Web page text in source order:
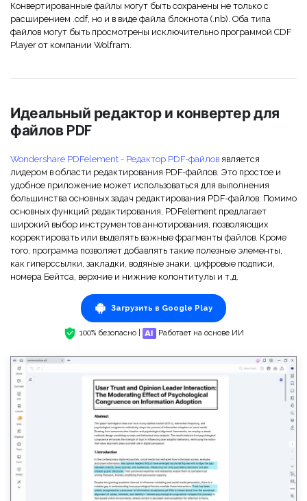
Конвертированные файлы могут быть сохранены не только с
расширением .cdf, но и в виде файла блокнота (.nb). Оба типа
файлов могут быть просмотрены исключительно программой CDF
Player от компании Wolfram.
Идеальный редактор и конвертер для
файлов PDF
Wondershare PDFelement - Редактор PDF-файлов является
лидером в области редактирования PDF-файлов. Это простое и
удобное приложение может использоваться для выполнения
большинства основных задач редактирования PDF-файлов. Помимо
основных функций редактирования, PDFelement предлагает
широкий выбор инструментов аннотирования, позволяющих
корректировать или выделять важные фрагменты файлов. Кроме
того, программа позволяет добавлять такие полезные элементы,
как гиперссылки, закладки, водяные знаки, цифровые подписи,
номера Бейтса, верхние и нижние колонтитулы и т.д.
Загрузить в Google Play
100% безопасно | Работает на основе ИИ